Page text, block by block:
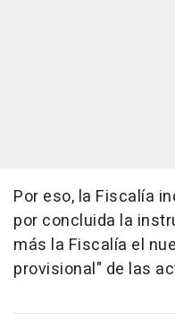
Por eso, la Fiscalía
por concluida la
más la Fiscalía el
provisional" de las